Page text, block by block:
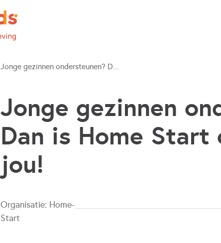
Jonge gezinnen ondersteunen? D...
Jonge gezinnen
Dan is Home Start
jou!
Organisatie: Home-
Start